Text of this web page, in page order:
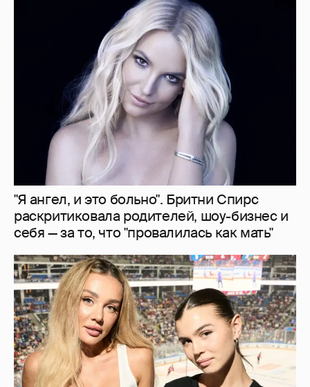
"Я ангел, и это больно". Бритни Спирс
раскритиковала родителей, шоу-бизнес и
себя — за то, что "провалилась как мать"
"Делать ли тест ДНК?". Анна Седокова
ответила на слухи о том, что не является
биологической матерью старшей дочери
8